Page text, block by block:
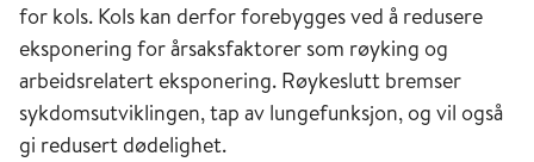
for kols. Kols kan derfor forebygges ved å redusere
eksponering for årsaksfaktorer som røyking og
arbeidsrelatert eksponering. Røykeslutt bremser
sykdomsutviklingen, tap av lungefunksjon, og vil også
gi redusert dødelighet.